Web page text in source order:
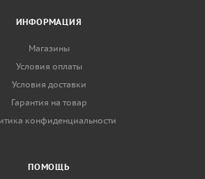
ИНФОРМАЦИЯ
Магазины
Условия оплаты
Условия доставки
Гарантия на товар
конфиденциальности
ПОМОЩЬ